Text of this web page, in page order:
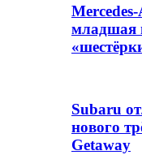
младшая
Subaru
нового
Getaway